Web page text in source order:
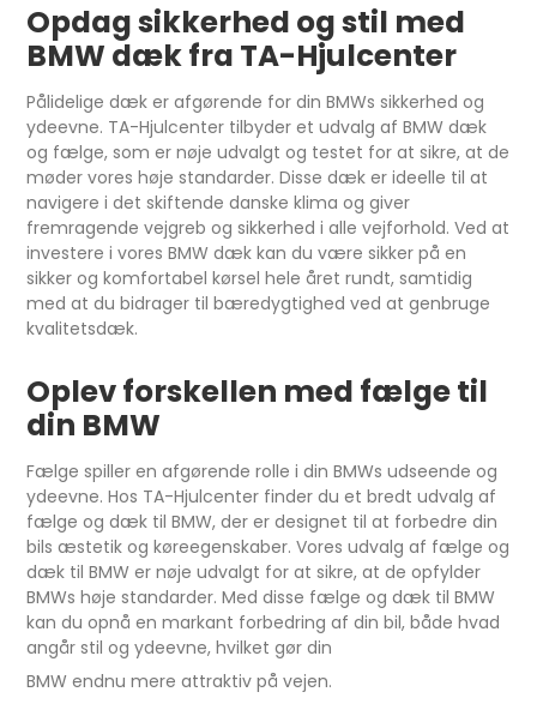
Opdag sikkerhed og stil med
BMW dæk fra TA-Hjulcenter
Pålidelige dæk er afgørende for din BMWs sikkerhed og
ydeevne. TA-Hjulcenter tilbyder et udvalg af BMW dæk
og fælge, som er nøje udvalgt og testet for at sikre, at de
møder vores høje standarder. Disse dæk er ideelle til at
navigere i det skiftende danske klima og giver
fremragende vejgreb og sikkerhed i alle vejforhold. Ved at
investere i vores BMW dæk kan du være sikker på en
sikker og komfortabel kørsel hele året rundt, samtidig
med at du bidrager til bæredygtighed ved at genbruge
kvalitetsdæk.
Oplev forskellen med fælge til
din BMW
Fælge spiller en afgørende rolle i din BMWs udseende og
ydeevne. Hos TA-Hjulcenter finder du et bredt udvalg af
fælge og dæk til BMW, der er designet til at forbedre din
bils æstetik og køreegenskaber. Vores udvalg af fælge og
dæk til BMW er nøje udvalgt for at sikre, at de opfylder
BMWs høje standarder. Med disse fælge og dæk til BMW
kan du opnå en markant forbedring af din bil, både hvad
angår stil og ydeevne, hvilket gør din
BMW endnu mere attraktiv på vejen.